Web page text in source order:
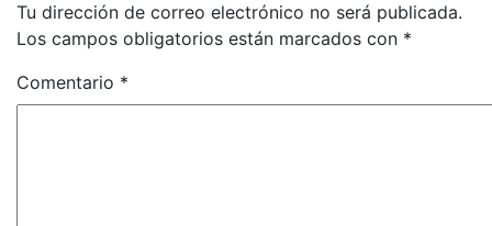
Tu dirección de correo electrónico no será publicada.
Los campos obligatorios están marcados con *
Comentario *